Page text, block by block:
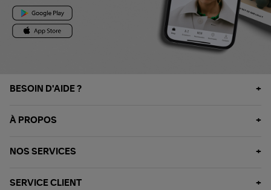
BESOIN D'AIDE ?
À PROPOS
NOS SERVICES
SERVICE CLIENT